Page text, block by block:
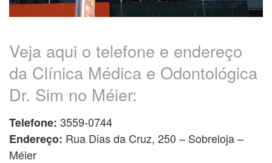
Veja aqui o telefone e endereço
da Clínica Médica e Odontológica
Dr. Sim no Méier:
Telefone: 3559-0744
Endereço: Rua Dias da Cruz, 250 – Sobreloja –
Méier